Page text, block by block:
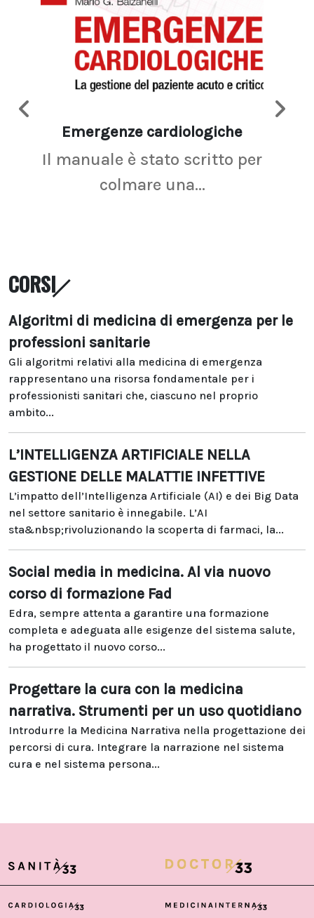
Emergenze cardiologiche
Il manuale è stato scritto per
colmare una...
CORSI
Algoritmi di medicina di emergenza per le
professioni sanitarie
Gli algoritmi relativi alla medicina di emergenza
rappresentano una risorsa fondamentale per i
professionisti sanitari che, ciascuno nel proprio
ambito...
L’INTELLIGENZA ARTIFICIALE NELLA
GESTIONE DELLE MALATTIE INFETTIVE
L’impatto dell’Intelligenza Artificiale (AI) e dei Big Data
nel settore sanitario è innegabile. L’AI
sta&nbsp;rivoluzionando la scoperta di farmaci, la...
Social media in medicina. Al via nuovo
corso di formazione Fad
Edra, sempre attenta a garantire una formazione
completa e adeguata alle esigenze del sistema salute,
ha progettato il nuovo corso...
Progettare la cura con la medicina
narrativa. Strumenti per un uso quotidiano
Introdurre la Medicina Narrativa nella progettazione dei
percorsi di cura. Integrare la narrazione nel sistema
cura e nel sistema persona...